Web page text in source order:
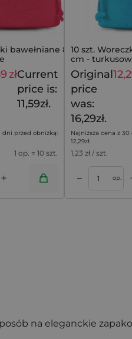
bawełniane 8 x 10
14,49 zł
złCurrent
price is:
11,59zł.
dni przed obniżką:
1 op. = 10 szt.
+
10 szt.
cm -
Original
price
was:
16,29zł.
Najniższa cena z
12,29zł.
1,23 zł / szt.
– op.
na eleganckie